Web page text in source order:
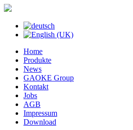
Home
Produkte
News
GAOKE Group
Kontakt
Jobs
AGB
Impressum
Download